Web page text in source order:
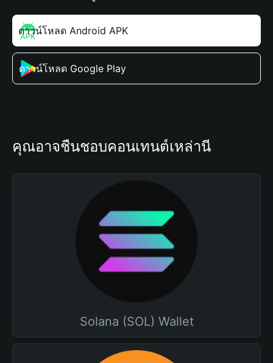
ดาวน์โหลด Android APK
ดาวน์โหลด Google Play
คุณอาจชื่นชอบคอนเทนต์เหล่านี้
Solana (SOL) Wallet